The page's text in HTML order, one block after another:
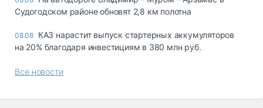
Судогодском районе обновят 2,8 км полотна
08.08 КАЗ нарастит выпуск стартерных аккумуляторов
на 20% благодаря инвестициям в 380 млн руб.
Все новости